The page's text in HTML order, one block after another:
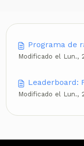
Programa de
Modificado el Lun.,
Leaderboard:
Modificado el Lun.,